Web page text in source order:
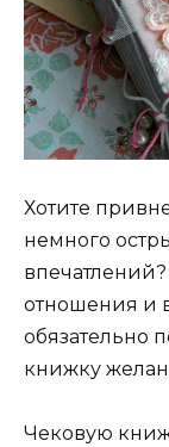
Хотите
немного
отношения и
обязательно
книжку
Чековую